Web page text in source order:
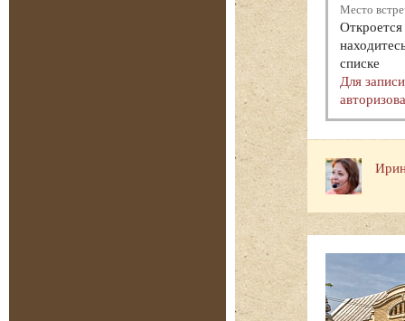
Место
списке
Для